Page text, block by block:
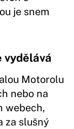
je snem
vydělává
Motorolu
nebo na
webech,
za slušný